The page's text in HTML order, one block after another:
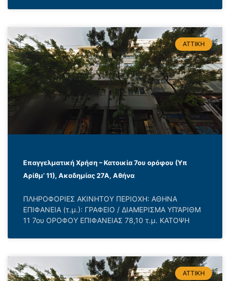
ΑΤΤΙΚΗ
Επαγγελματική Χρήση – Κατοικία 7ου ορόφου (Υπ
Αρίθμ’ 11), Ακαδημίας 27Α, Αθήνα
ΠΛΗΡΟΦΟΡΙΕΣ ΑΚΙΝΗΤΟΥ ΠΕΡΙΟΧΗ: ΑΘΗΝΑ
ΕΠΙΦΑΝΕΙΑ (τ.μ.): ΓΡΑΦΕΙΟ / ΔΙΑΜΕΡΙΣΜΑ ΥΠ’ΑΡΙΘΜ
11 7ου ΟΡΟΦΟΥ ΕΠΙΦΑΝΕΙΑΣ 78,10 τ.μ. ΚΑΤΟΨΗ
ΑΤΤΙΚΗ